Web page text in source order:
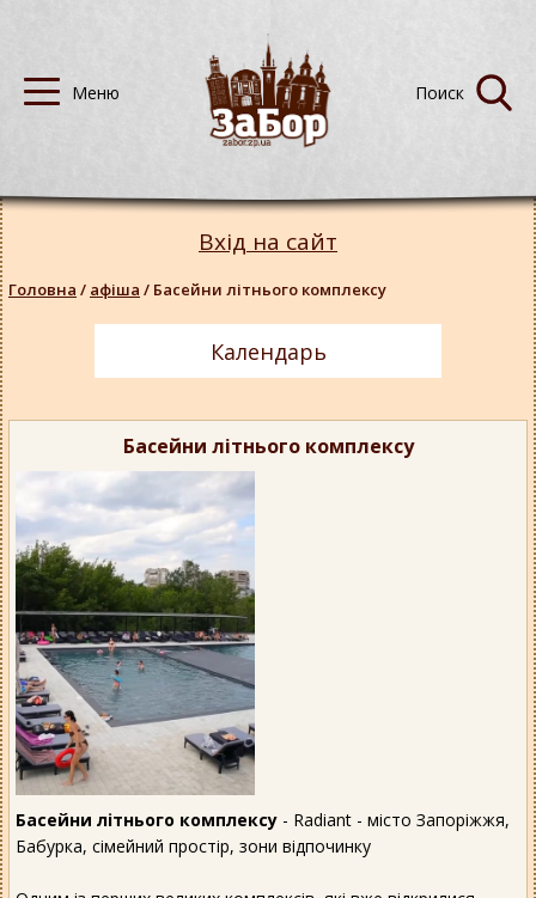
Басейни літнього комплексу
Басейни літнього комплексу - Radiant - місто Запоріжжя,
Бабурка, сімейний простір, зони відпочинку
Вхід на сайт
Головна / афіша / Басейни літнього комплексу
Календарь